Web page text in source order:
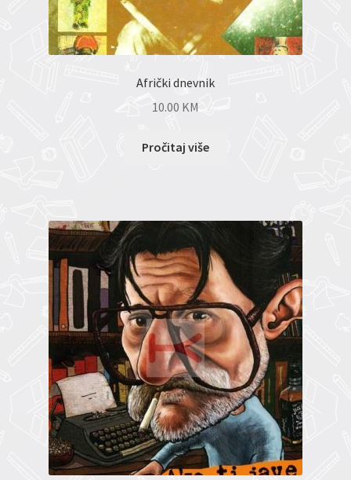
Afrički dnevnik
10.00 KM
Pročitaj više